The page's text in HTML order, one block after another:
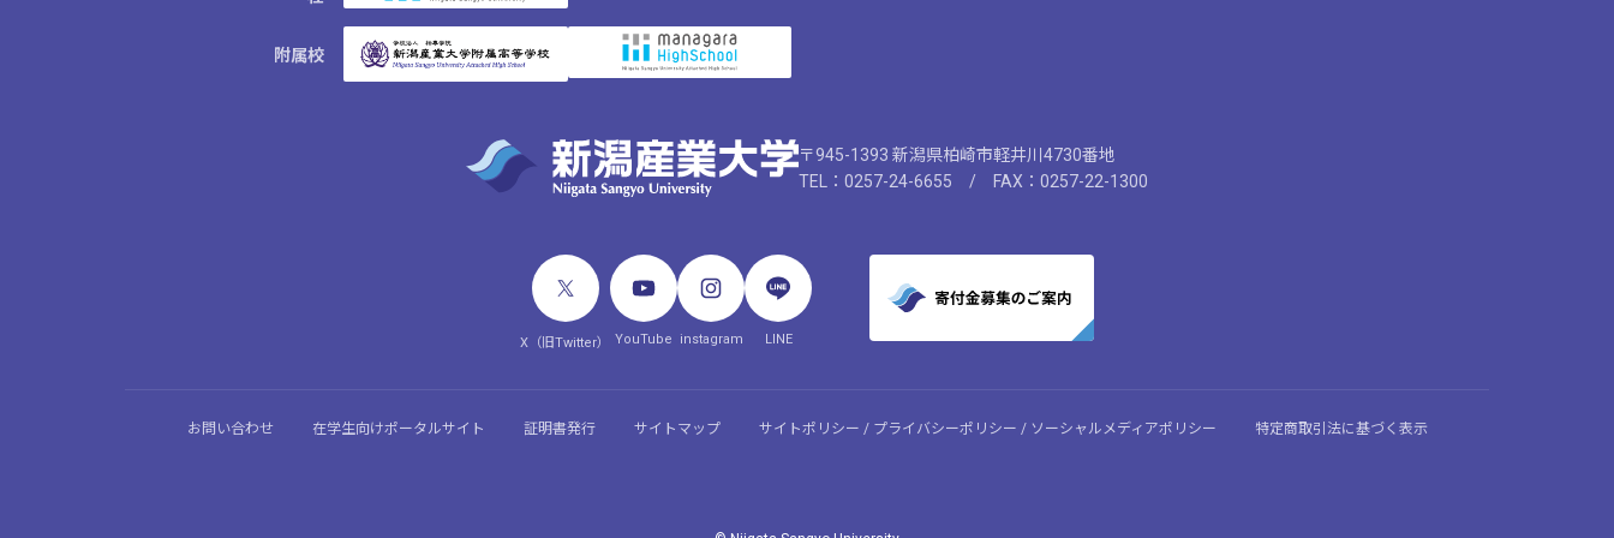
附属校
〒945-1393 新潟県柏崎市軽井川4730番地
TEL：0257-24-6655 / FAX：0257-22-1300
X（旧Twitter） YouTube instagram LINE
お問い合わせ 在学生向けポータルサイト 証明書発行 サイトマップ サイトポリシー / プライバシーポリシー / ソーシャルメディアポリシー 特定商取引法に基づく表示